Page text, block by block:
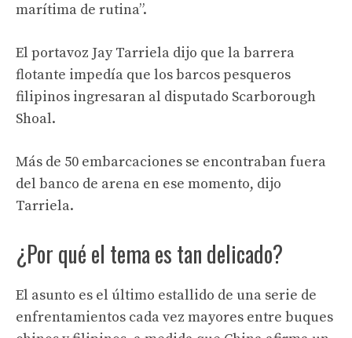
marítima de rutina”.
El portavoz Jay Tarriela dijo que la barrera
flotante impedía que los barcos pesqueros
filipinos ingresaran al disputado Scarborough
Shoal.
Más de 50 embarcaciones se encontraban fuera
del banco de arena en ese momento, dijo
Tarriela.
¿Por qué el tema es tan delicado?
El asunto es el último estallido de una serie de
enfrentamientos cada vez mayores entre buques